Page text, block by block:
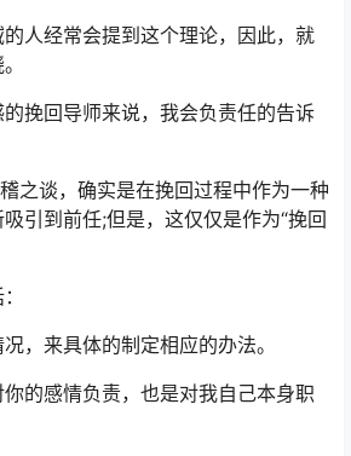
人经常会提到这个理论，因此，就
挽回导师来说，我会负责任的告诉
之谈，确实是在挽回过程中作为一种
引到前任;但是，这仅仅是作为“挽回
，来具体的制定相应的办法。
的感情负责，也是对我自己本身职